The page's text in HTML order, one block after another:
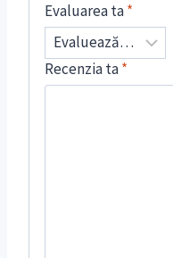
Evaluarea ta*
Recenzia ta*